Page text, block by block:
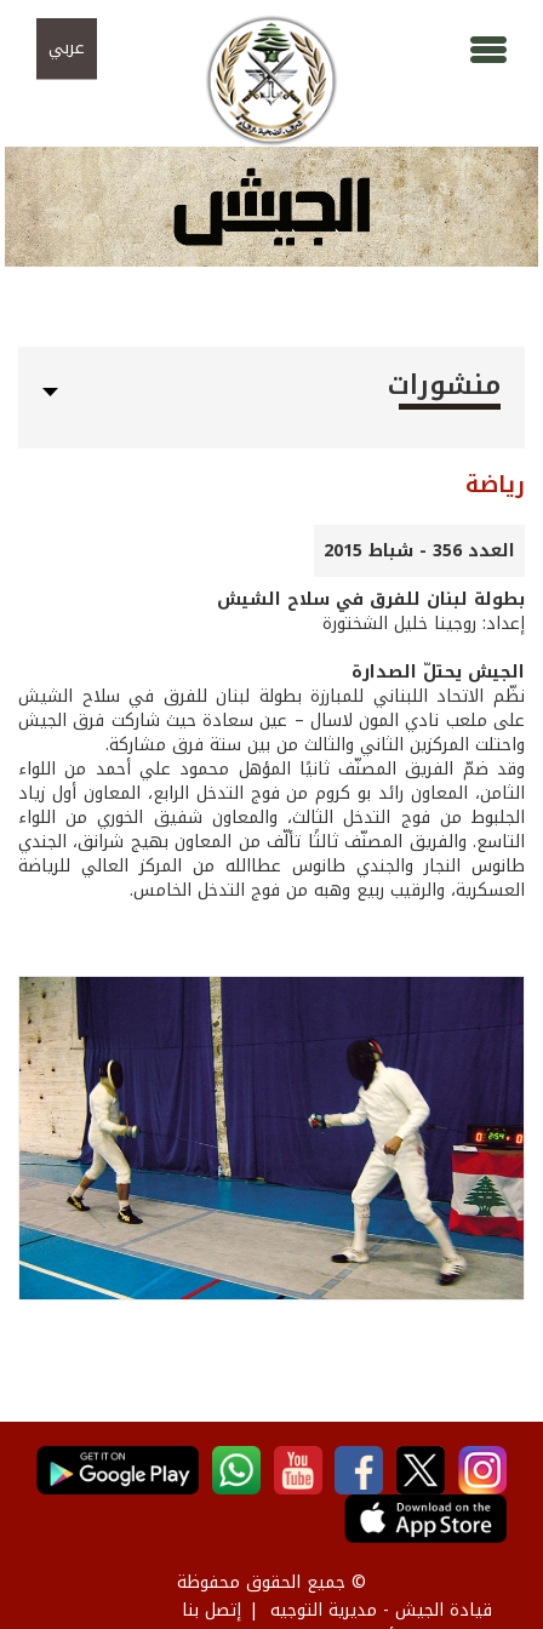
عربي
منشورات
رياضة
العدد 356 - شباط 2015
بطولة لبنان للفرق في سلاح الشيش
إعداد: روجينا خليل الشختورة
الجيش يحتلّ الصدارة
نظّم الاتحاد اللبناني للمبارزة بطولة لبنان للفرق في سلاح الشيش
على ملعب نادي المون لاسال – عين سعادة حيث شاركت فرق الجيش
واحتلت المركزين الثاني والثالث من بين ستة فرق مشاركة.
وقد ضمّ الفريق المصنّف ثانيًا المؤهل محمود علي أحمد من اللواء
الثامن، المعاون رائد بو كروم من فوج التدخل الرابع، المعاون أول زياد
الجلبوط من فوج التدخل الثالث، والمعاون شفيق الخوري من اللواء
التاسع. والفريق المصنّف ثالثًا تألّف من المعاون بهيج شرانق، الجندي
طانوس النجار والجندي طانوس عطاالله من المركز العالي للرياضة
العسكرية، والرقيب ربيع وهبه من فوج التدخل الخامس.
© جميع الحقوق محفوظة
قيادة الجيش - مديرية التوجيه
إتصل بنا